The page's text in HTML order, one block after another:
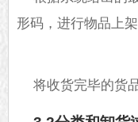
形码，进行物品上架
将收货完毕的货